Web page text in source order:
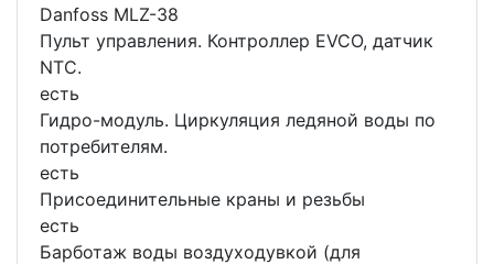
Danfoss MLZ-38
Пульт управления. Контроллер EVCO, датчик
NTC.
есть
Гидро-модуль. Циркуляция ледяной воды по
потребителям.
есть
Присоединительные краны и резьбы
есть
Барботаж воды воздуходувкой (для